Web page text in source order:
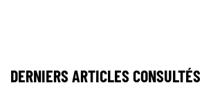
DERNIERS ARTICLES CONSULTÉS